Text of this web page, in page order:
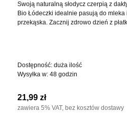
Swoją naturalną słodycz czerpią z
Bio Łódeczki idealnie pasują do
przekąska. Zacznij zdrowo dzień z
Dostępność: duża ilość
Wysyłka w: 48 godzin
21,99 zł
zawiera 5% VAT, bez kosztów dostawy